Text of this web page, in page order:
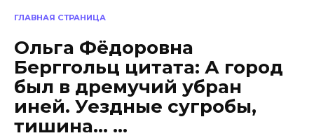
ГЛАВНАЯ СТРАНИЦА
Ольга Фёдоровна
Берггольц цитата: А город
был в дремучий убран
иней. Уездные сугробы,
тишина… …